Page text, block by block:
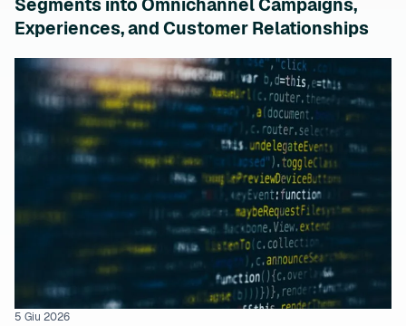
Segments into Omnichannel Campaigns,
Experiences, and Customer Relationships
5 Giu 2026